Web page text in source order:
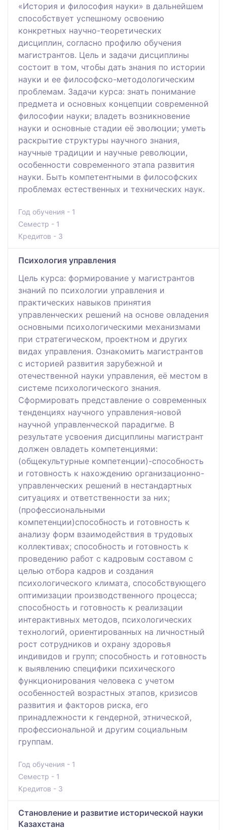
«История и философия науки» в дальнейшем
способствует успешному освоению
конкретных научно-теоретических
дисциплин, согласно профилю обучения
магистрантов. Цель и задачи дисциплины
состоит в том, чтобы дать знания по истории
науки и ее философско-методологическим
проблемам. Задачи курса: знать понимание
предмета и основных концепции современной
философии науки; владеть возникновение
науки и основные стадии её эволюции; уметь
раскрытие структуры научного знания,
научные традиции и научные революции,
особенности современного этапа развития
науки. Быть компетентными в философских
проблемах естественных и технических наук.
Год обучения - 1
Семестр - 1
Кредитов - 3
Психология управления
Цель курса: формирование у магистрантов
знаний по психологии управления и
практических навыков принятия
управленческих решений на основе овладения
основными психологическими механизмами
при стратегическом, проектном и других
видах управления. Ознакомить магистрантов
с историей развития зарубежной и
отечественной науки управления, её местом в
системе психологического знания.
Сформировать представление о современных
тенденциях научного управления-новой
научной управленческой парадигме. В
результате усвоения дисциплины магистрант
должен овладеть компетенциями:
(общекультурные компетенции)-способность
и готовность к нахождению организационно-
управленческих решений в нестандартных
ситуациях и ответственности за них;
(профессиональными
компетенции)способность и готовность к
анализу форм взаимодействия в трудовых
коллективах; способность и готовность к
проведению работ с кадровым составом с
целью отбора кадров и создания
психологического климата, способствующего
оптимизации производственного процесса;
способность и готовность к реализации
интерактивных методов, психологических
технологий, ориентированных на личностный
рост сотрудников и охрану здоровья
индивидов и групп; способность и готовность
к выявлению специфики психического
функционирования человека с учетом
особенностей возрастных этапов, кризисов
развития и факторов риска, его
принадлежности к гендерной, этнической,
профессиональной и другим социальным
группам.
Год обучения - 1
Семестр - 1
Кредитов - 3
Становление и развитие исторической науки
Казахстана